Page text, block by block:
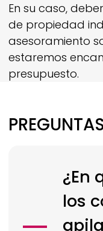
En su caso,
de propiedad
asesoramiento
estaremos
presupuesto.
¿En
los